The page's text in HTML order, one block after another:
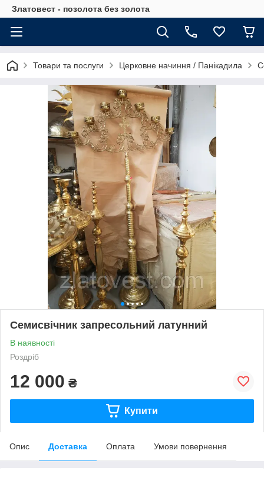
Златовест - позолота без золота
Товари та послуги Церковне начиння / Панікадила
Семисвічник запресольний латунний
В наявності
Роздріб
12 000 ₴
Купити
Опис Доставка Оплата Умови повернення